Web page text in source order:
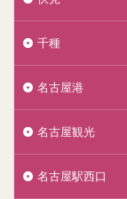
千種
名古屋港
名古屋観光
名古屋駅西口